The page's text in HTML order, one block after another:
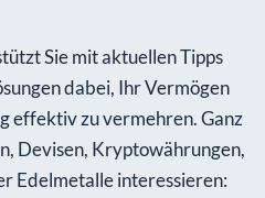
Sie mit aktuellen Tipps
dabei, Ihr Vermögen
effektiv zu vermehren. Ganz
Devisen, Kryptowährungen,
Edelmetalle interessieren: